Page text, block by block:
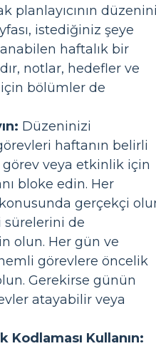
planlayıcının
istediğiniz şeye
haftalık bir
notlar, hedefler ve
için bölümler de
Düzeninizi
haftanın belirli
görev veya etkinlik için
bloke edin. Her
gerçekçi
sürelerini de
olun. Her gün ve
görevlere öncelik
Gerekirse günün
atayabilir veya
Kodlaması Kullanın: